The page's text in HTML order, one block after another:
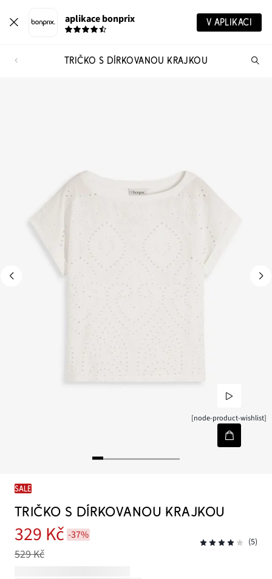
aplikace bonprix V APLIKACI
TRIČKO S DÍRKOVANOU KRAJKOU
[node-product-wishlist]
SALE
TRIČKO S DÍRKOVANOU KRAJKOU
329 Kč -37%
529 Kč
(5)